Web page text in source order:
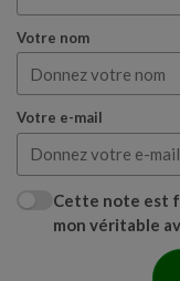
Votre nom
Votre e-mail
Cette note est
mon véritable